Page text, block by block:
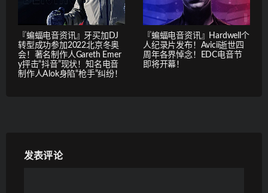
『蝙蝠电音资讯』牙买加DJ
转型成功参加2022北京冬奥
会！著名制作人Gareth Emer
y抨击“抖音”现状！知名电音
制作人Alok身陷“枪手”纠纷！
『蝙蝠电音资讯』Hardwell个
人纪录片发布！Avicii逝世四
周年各界悼念！EDC电音节
即将开幕！
发表评论